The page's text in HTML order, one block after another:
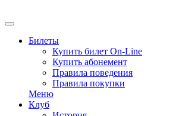
Билеты
Купить билет On-Line
Купить абонемент
Правила поведения
Правила покупки
Меню
Клуб